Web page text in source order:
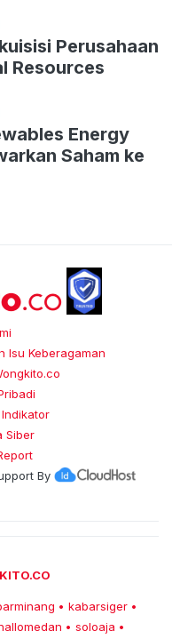
Perusahaan
Resources
Energy
Saham ke
Isu Keberagaman
Siber
By
• kabarsiger •
• soloaja •